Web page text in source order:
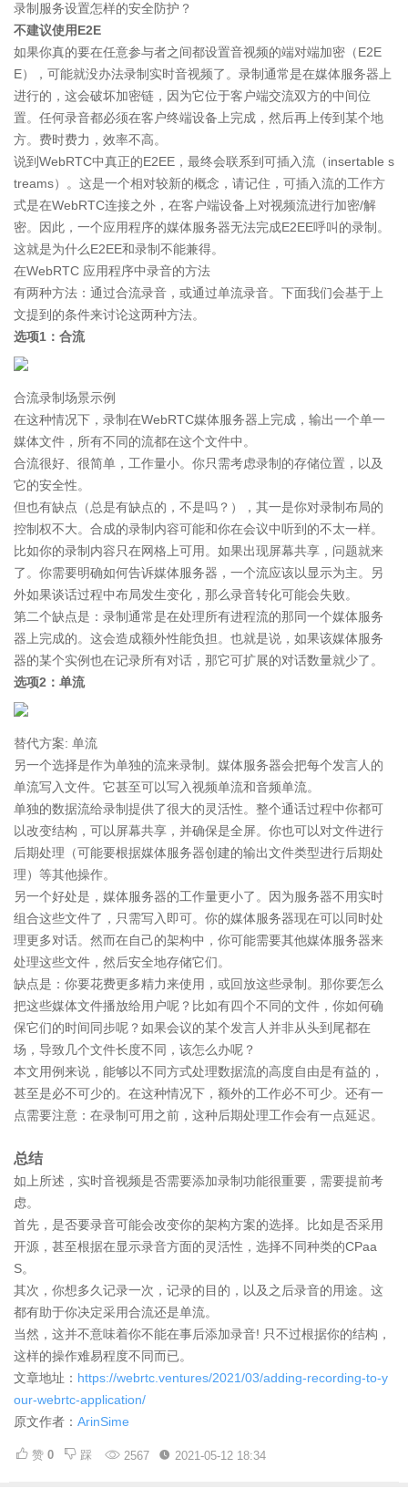
录制服务设置怎样的安全防护？
不建议使用E2E
如果你真的要在任意参与者之间都设置音视频的端对端加密（E2E
E），可能就没办法录制实时音视频了。录制通常是在媒体服务器上
进行的，这会破坏加密链，因为它位于客户端交流双方的中间位
置。任何录音都必须在客户终端设备上完成，然后再上传到某个地
方。费时费力，效率不高。
说到WebRTC中真正的E2EE，最终会联系到可插入流（insertable s
treams）。这是一个相对较新的概念，请记住，可插入流的工作方
式是在WebRTC连接之外，在客户端设备上对视频流进行加密/解
密。因此，一个应用程序的媒体服务器无法完成E2EE呼叫的录制。
这就是为什么E2EE和录制不能兼得。
在WebRTC 应用程序中录音的方法
有两种方法：通过合流录音，或通过单流录音。下面我们会基于上
文提到的条件来讨论这两种方法。
选项1：合流
合流录制场景示例
在这种情况下，录制在WebRTC媒体服务器上完成，输出一个单一
媒体文件，所有不同的流都在这个文件中。
合流很好、很简单，工作量小。你只需考虑录制的存储位置，以及
它的安全性。
但也有缺点（总是有缺点的，不是吗？），其一是你对录制布局的
控制权不大。合成的录制内容可能和你在会议中听到的不太一样。
比如你的录制内容只在网格上可用。如果出现屏幕共享，问题就来
了。你需要明确如何告诉媒体服务器，一个流应该以显示为主。另
外如果谈话过程中布局发生变化，那么录音转化可能会失败。
第二个缺点是：录制通常是在处理所有进程流的那同一个媒体服务
器上完成的。这会造成额外性能负担。也就是说，如果该媒体服务
器的某个实例也在记录所有对话，那它可扩展的对话数量就少了。
选项2：单流
替代方案: 单流
另一个选择是作为单独的流来录制。媒体服务器会把每个发言人的
单流写入文件。它甚至可以写入视频单流和音频单流。
单独的数据流给录制提供了很大的灵活性。整个通话过程中你都可
以改变结构，可以屏幕共享，并确保是全屏。你也可以对文件进行
后期处理（可能要根据媒体服务器创建的输出文件类型进行后期处
理）等其他操作。
另一个好处是，媒体服务器的工作量更小了。因为服务器不用实时
组合这些文件了，只需写入即可。你的媒体服务器现在可以同时处
理更多对话。然而在自己的架构中，你可能需要其他媒体服务器来
处理这些文件，然后安全地存储它们。
缺点是：你要花费更多精力来使用，或回放这些录制。那你要怎么
把这些媒体文件播放给用户呢？比如有四个不同的文件，你如何确
保它们的时间同步呢？如果会议的某个发言人并非从头到尾都在
场，导致几个文件长度不同，该怎么办呢？
本文用例来说，能够以不同方式处理数据流的高度自由是有益的，
甚至是必不可少的。在这种情况下，额外的工作必不可少。还有一
点需要注意：在录制可用之前，这种后期处理工作会有一点延迟。
总结
如上所述，实时音视频是否需要添加录制功能很重要，需要提前考
虑。
首先，是否要录音可能会改变你的架构方案的选择。比如是否采用
开源，甚至根据在显示录音方面的灵活性，选择不同种类的CPaa
S。
其次，你想多久记录一次，记录的目的，以及之后录音的用途。这
都有助于你决定采用合流还是单流。
当然，这并不意味着你不能在事后添加录音! 只不过根据你的结构，
这样的操作难易程度不同而已。
文章地址： https://webrtc.ventures/2021/03/adding-recording-to-y
our-webrtc-application/
原文作者： ArinSime
赞 0 踩 2567 2021-05-12 18:34